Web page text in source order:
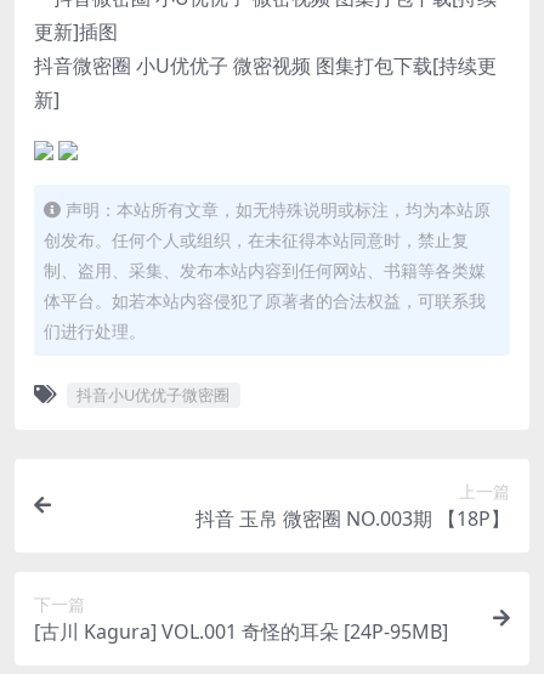
抖音微密圈 小U优优子 微密视频 图集打包下载[持续更
新]
声明：本站所有文章，如无特殊说明或标注，均为本站原
创发布。任何个人或组织，在未征得本站同意时，禁止复
制、盗用、采集、发布本站内容到任何网站、书籍等各类媒
体平台。如若本站内容侵犯了原著者的合法权益，可联系我
们进行处理。
抖音小U优优子微密圈
上一篇
抖音 玉帛 微密圈 NO.003期 【18P】
下一篇
[古川 Kagura] VOL.001 奇怪的耳朵 [24P-95MB]